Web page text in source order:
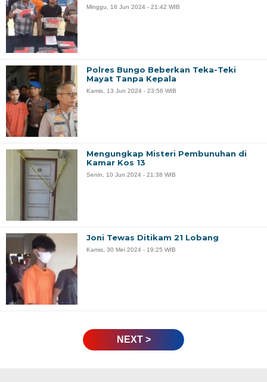
Minggu, 16 Jun 2024 - 21:42 WIB
Polres Bungo Beberkan Teka-Teki
Mayat Tanpa Kepala
Kamis, 13 Jun 2024 - 23:56 WIB
Mengungkap Misteri Pembunuhan di
Kamar Kos 13
Senin, 10 Jun 2024 - 21:38 WIB
Joni Tewas Ditikam 21 Lobang
Kamis, 30 Mei 2024 - 19:25 WIB
NEXT >